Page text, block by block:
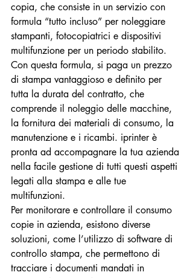
copia, che consiste in un servizio con
formula “tutto incluso” per noleggiare
stampanti, fotocopiatrici e dispositivi
multifunzione per un periodo stabilito.
Con questa formula, si paga un prezzo
di stampa vantaggioso e definito per
tutta la durata del contratto, che
comprende il noleggio delle macchine,
la fornitura dei materiali di consumo, la
manutenzione e i ricambi. iprinter è
pronta ad accompagnare la tua azienda
nella facile gestione di tutti questi aspetti
legati alla stampa e alle tue
multifunzioni.
Per monitorare e controllare il consumo
copie in azienda, esistono diverse
soluzioni, come l’utilizzo di software di
controllo stampa, che permettono di
tracciare i documenti mandati in